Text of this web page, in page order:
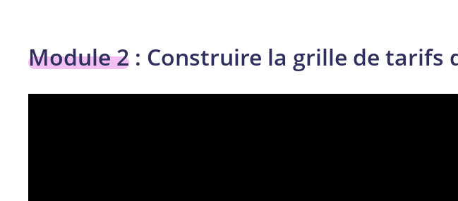
Module 2 : Construire la grille de tarifs